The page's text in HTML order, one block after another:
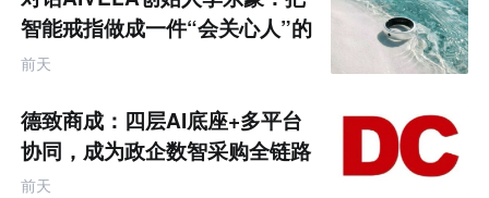
智能戒指做成一件“会关心人”的
饰品
前天
德致商成：四层AI底座+多平台
协同，成为政企数智采购全链路
服务商
前天